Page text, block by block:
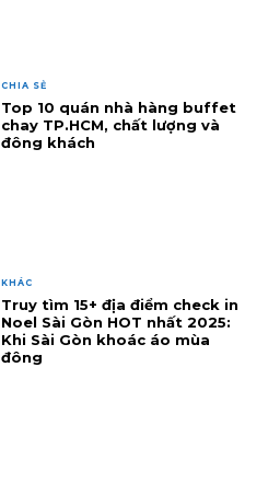
CHIA SẺ
Top 10 quán nhà hàng buffet
chay TP.HCM, chất lượng và
đông khách
KHÁC
Truy tìm 15+ địa điểm check in
Noel Sài Gòn HOT nhất 2025:
Khi Sài Gòn khoác áo mùa
đông